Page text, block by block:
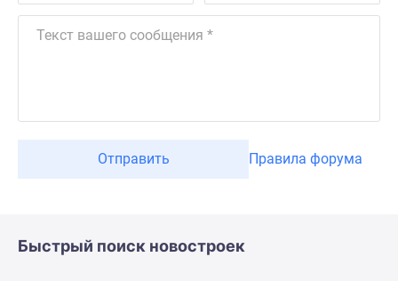
Отправить Правила форума
Быстрый поиск новостроек